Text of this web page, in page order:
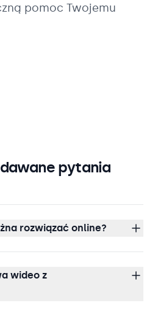
pomoc Twojemu
pytania
rozwiązać online?
wideo z